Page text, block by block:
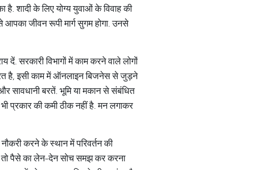
शादी के लिए योग्य युवाओं के विवाह की
जीवन रूपी मार्ग सुगम होगा. उनसे
दें. सरकारी विभागों में काम करने वाले लोगों
है, इसी काम में ऑनलाइन बिजनेस से जुड़ने
सावधानी बरतें. भूमि या मकान से संबंधित
प्रकार की कमी ठीक नहीं है. मन लगाकर
करने के स्थान में परिवर्तन की
तो पैसे का लेन-देन सोच समझ कर करना